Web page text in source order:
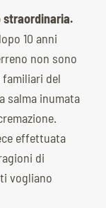
straordinaria.
10 anni
non sono
familiari del
salma inumata
effettuata
di
vogliano